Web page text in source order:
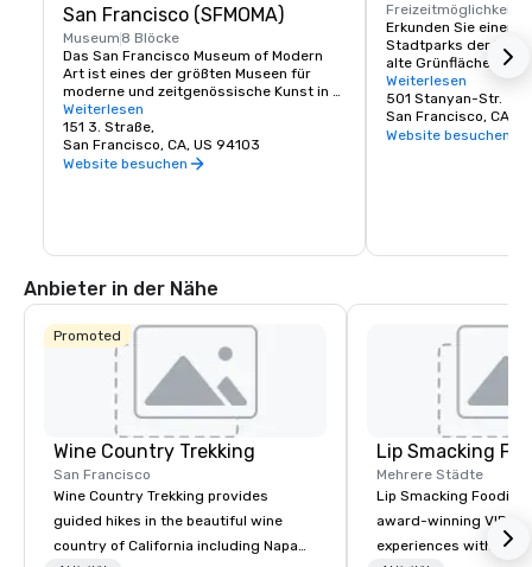
San Francisco (SFMOMA)
Museum 8 Blöcke
Das San Francisco Museum of Modern
Art ist eines der größten Museen für
moderne und zeitgenössische Kunst in
den Vereinigten Staaten und ein
blühendes Kulturzentrum der Bay Area.
Es erstreckt sich über sieben
Stockwerke und verfügt über ein Café
Sonderausstellungen und
über statt.
Weiterlesen
151 3. Straße,
San Francisco, CA, US 94103
Website besuchen
Freizeitmöglichkeiten
Erkunden Sie einen
Stadtparks der Welt.
alte Grünfläche ist
Park in New York
davon für
ein sicherer Ort, um
Schätze wie die
Weiterlesen
501 Stanyan-Str.
San Francisco, CA,
Website besuchen
Anbieter in der Nähe
Promoted
Wine Country Trekking
San Francisco
Wine Country Trekking provides
guided hikes in the beautiful wine
country of California including Napa
Lip Smacking
Mehrere Städte
Lip Smacking Foodie
award-winning VIP
experiences with